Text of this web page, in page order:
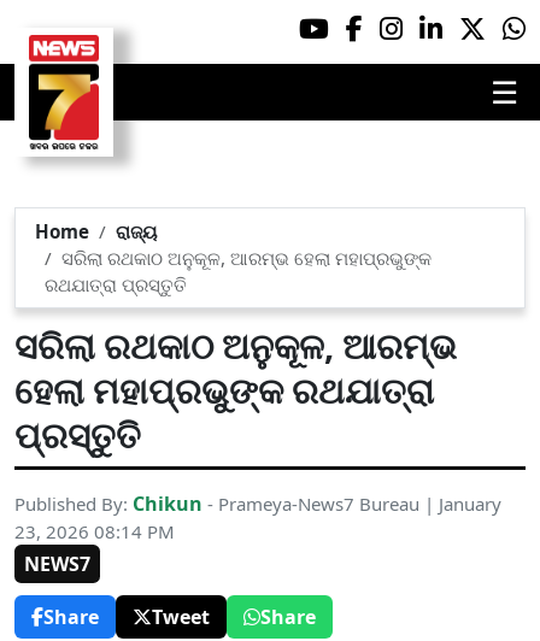
☰
Home
ରାଜ୍ୟ
ସରିଲା ରଥକାଠ ଅନୁକୂଳ, ଆରମ୍ଭ ହେଲା ମହାପ୍ରଭୁଙ୍କ
ରଥଯାତ୍ରା ପ୍ରସ୍ତୁତି
ସରିଲା ରଥକାଠ ଅନୁକୂଳ, ଆରମ୍ଭ
ହେଲା ମହାପ୍ରଭୁଙ୍କ ରଥଯାତ୍ରା
ପ୍ରସ୍ତୁତି
Published By: Chikun - Prameya-News7 Bureau | January
23, 2026 08:14 PM
NEWS7
Share
Tweet Share